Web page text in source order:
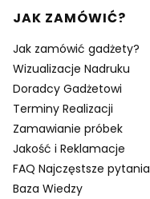
Linki w stopce
JAK ZAMÓWIĆ?
Jak zamówić gadżety?
Wizualizacje Nadruku
Doradcy Gadżetowi
Terminy Realizacji
Zamawianie próbek
Jakość i Reklamacje
FAQ Najczęstsze pytania
Baza Wiedzy